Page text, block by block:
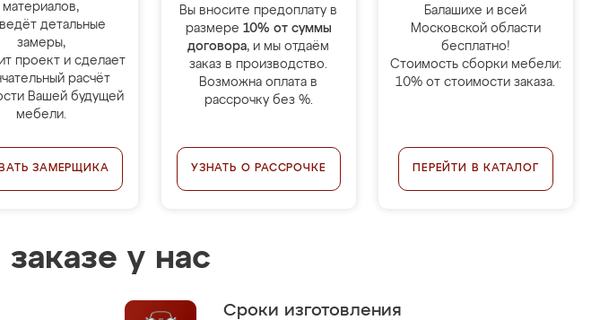
материалов,
детальные
замеры,
проект и сделает
расчёт
Вашей будущей
мебели.
ЗАМЕРЩИКА
Вы вносите предоплату в
размере 10% от суммы
договора, и мы отдаём
заказ в производство.
Возможна оплата в
рассрочку без %.
УЗНАТЬ О РАССРОЧКЕ
Балашихе и всей
Московской области
бесплатно!
Стоимость сборки мебели:
10% от стоимости заказа.
ПЕРЕЙТИ В КАТАЛОГ
у нас
Сроки изготовления